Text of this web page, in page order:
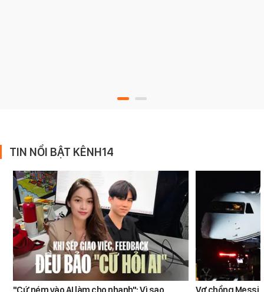
TIN NỔI BẬT KÊNH14